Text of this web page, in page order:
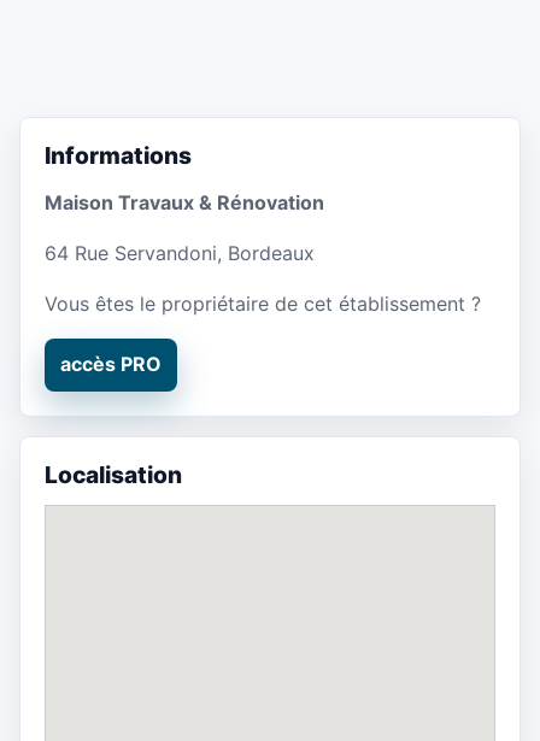
Informations
Maison Travaux & Rénovation
64 Rue Servandoni, Bordeaux
Vous êtes le propriétaire de cet établissement ?
accès PRO
Localisation